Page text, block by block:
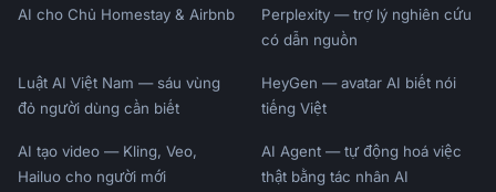
advantage)
✓ Age 50+ (catch-up contributions)
✓ Want mega backdoor Roth option
WHEN SEP IRA IS BETTER:
─────────────────────────────────────────────
AI cho Chủ Homestay & Airbnb
Perplexity — trợ lý nghiên cứu
có dẫn nguồn
Luật AI Việt Nam — sáu vùng
đỏ người dùng cần biết
HeyGen — avatar AI biết nói
tiếng Việt
AI tạo video — Kling, Veo,
Hailuo cho người mới
AI Agent — tự động hoá việc
thật bằng tác nhân AI